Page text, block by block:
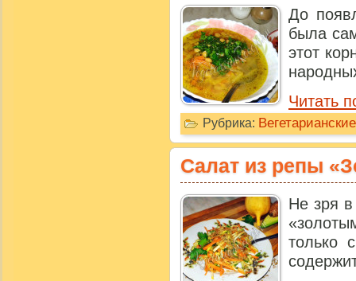
До
была
этот
Читать
Рубрика:
Салат из репы
Не зря
только